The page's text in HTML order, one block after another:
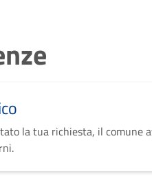
la tua richiesta, il comune